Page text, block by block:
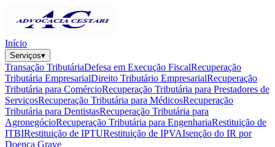
Início
Serviços▾
Transação TributáriaDefesa em Execução FiscalRecuperação
Tributária EmpresarialDireito Tributário EmpresarialRecuperação
Tributária para ComércioRecuperação Tributária para Prestadores de
ServiçosRecuperação Tributária para MédicosRecuperação
Tributária para DentistasRecuperação Tributária para
AgronegócioRecuperação Tributária para EngenhariaRestituição de
ITBIRestituição de IPTURestituição de IPVAIsenção do IR por
Doença Grave